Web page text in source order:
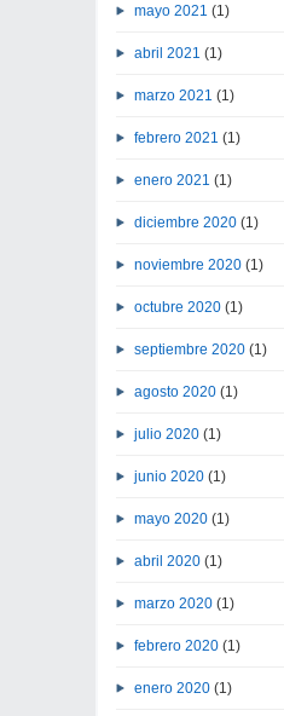
mayo 2021 (1)
abril 2021 (1)
marzo 2021 (1)
febrero 2021 (1)
enero 2021 (1)
diciembre 2020 (1)
noviembre 2020 (1)
octubre 2020 (1)
septiembre 2020 (1)
agosto 2020 (1)
julio 2020 (1)
junio 2020 (1)
mayo 2020 (1)
abril 2020 (1)
marzo 2020 (1)
febrero 2020 (1)
enero 2020 (1)